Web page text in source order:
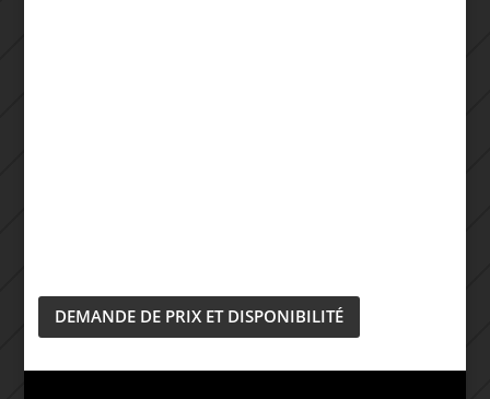
DEMANDE DE PRIX ET DISPONIBILITÉ